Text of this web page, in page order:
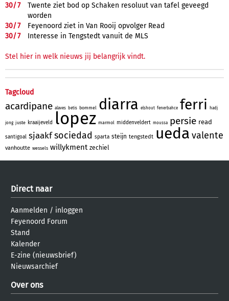
30/7
Twente ziet bod op Schaken resoluut van tafel geveegd
worden
30/7
Feyenoord ziet in Van Rooij opvolger Read
30/7 Interesse in Tengstedt vanuit de MLS
Stel hier in welk nieuws jij belangrijk vindt.
Tagcloud
acardipane alaves betis bommel diarra elshout fenerbahce ferri hadj
jong juste kraaijeveld lopez marmol middenveldert moussa persie read
santigoal sjaakfsociedad sparta steijn tengstedt ueda valente
vanhoutte wessels willykment zechiel
Direct naar
Aanmelden / inloggen
Feyenoord Forum
Stand
Kalender
E-zine (nieuwsbrief)
Nieuwsarchief
Over ons